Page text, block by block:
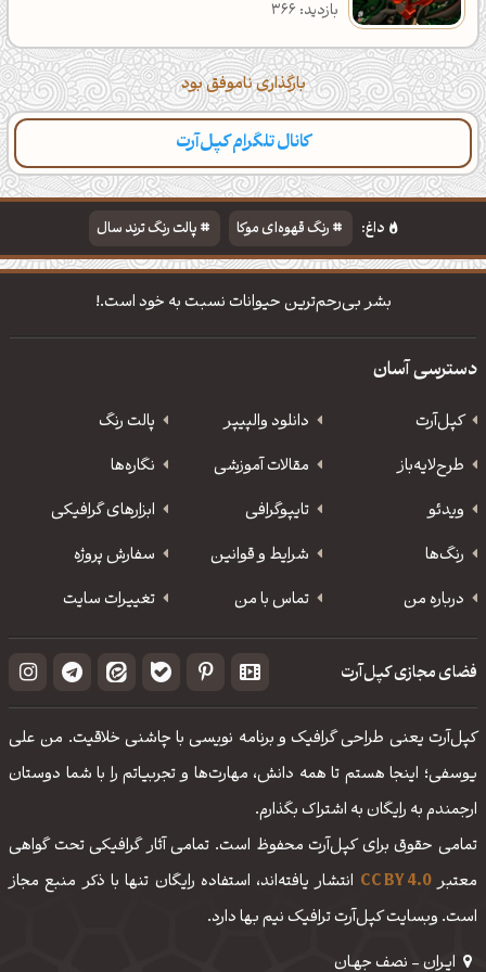
بازدید: 366
بارگذاری ناموفق بود
کانال تلگرام کپل‌آرت
داغ: رنگ قهوه‌ای موکا
پالت رنگ ترند سال
دانلود والپیپر مذهبی
تایپوگرافی شعر مولانا
بشر بی‌رحم‌ترین حیوانات نسبت به خود است.!
دسترسی آسان
کپل‌آرت دانلود‌ والپیپر
پالت رنگ
طرح‌لایه‌باز
مقالات آموزشی
نگاره‌ها
ویدئو
‌تایپوگرافی
ابزارهای گرافیکی
رنگ‌ها
شرایط و قوانین
سفارش پروژه
درباره من
تماس با من تغییرات سایت
فضای مجازی کپل‌آرت
کپل‌آرت یعنی طراحی گرافیک و برنامه نویسی با چاشنی خلاقیت. من علی
یوسفی؛ اینجا هستم تا همه دانش، مهارت‌‌ها و تجربیاتم را با شما دوستان
ارجمندم به رایگان به اشتراک بگذارم.
تمامی حقوق برای کپل‌آرت محفوظ است. تمامی آثار گرافیکی تحت گواهی
معتبرCC BY 4.0 انتشار یافته‌اند، استفاده رایگان تنها با ذکر منبع مجاز
است. وبسایت کپل‌آرت ترافیک نیم بها دارد.
ایـران - نصف جهـان